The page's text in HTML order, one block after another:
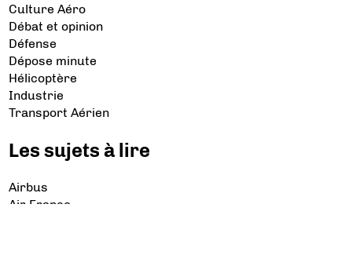
Culture Aéro
Débat et opinion
Défense
Dépose minute
Hélicoptère
Industrie
Transport Aérien
Les sujets à lire
Airbus
Air France